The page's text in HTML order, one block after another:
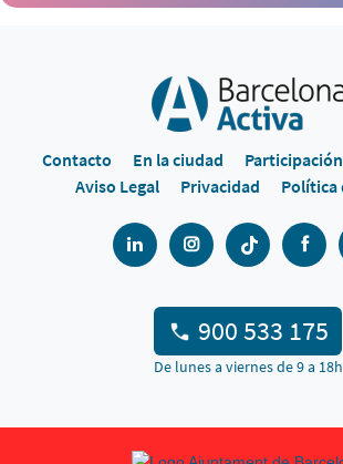
Contacto En la ciudad
Aviso Legal
Privacidad Política
900 533 175
De lunes a viernes de 9 a 18h